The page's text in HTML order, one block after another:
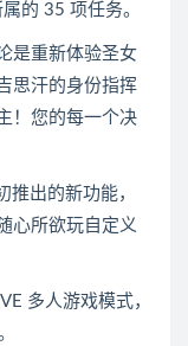
的 35 项任务。
是重新体验圣女
思汗的身份指挥
！您的每一个决
出的新功能，
心所欲玩自定义
多人游戏模式，